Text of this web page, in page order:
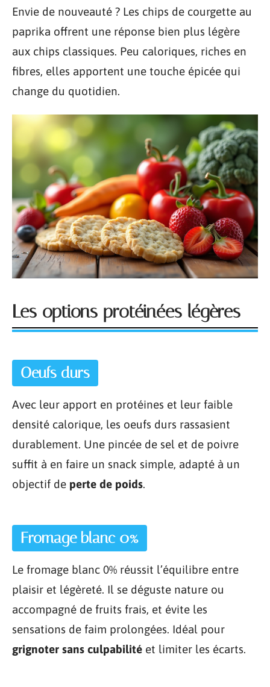
Envie de nouveauté ? Les chips de courgette au
paprika offrent une réponse bien plus légère
aux chips classiques. Peu caloriques, riches en
fibres, elles apportent une touche épicée qui
change du quotidien.
Les options protéinées légères
Oeufs durs
Avec leur apport en protéines et leur faible
densité calorique, les oeufs durs rassasient
durablement. Une pincée de sel et de poivre
suffit à en faire un snack simple, adapté à un
objectif de perte de poids.
Fromage blanc 0%
Le fromage blanc 0% réussit l’équilibre entre
plaisir et légèreté. Il se déguste nature ou
accompagné de fruits frais, et évite les
sensations de faim prolongées. Idéal pour
grignoter sans culpabilité et limiter les écarts.